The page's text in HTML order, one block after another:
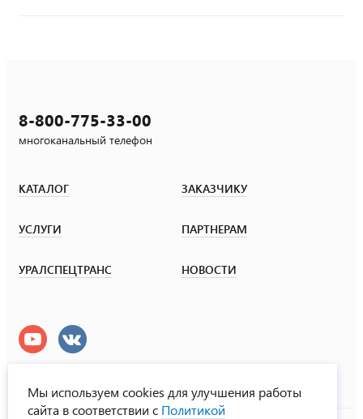
8-800-775-33-00
многоканальный телефон
КАТАЛОГ ЗАКАЗЧИКУ
УСЛУГИ ПАРТНЕРАМ
УРАЛСПЕЦТРАНС НОВОСТИ
Мы используем cookies для улучшения работы
сайта в соответствии с Политикой